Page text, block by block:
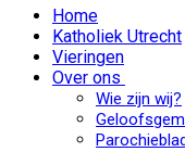
Home
Katholiek Utrecht
Vieringen
Over ons
Wie zijn wij?